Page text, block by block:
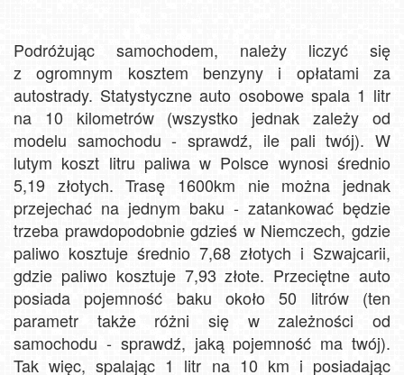
Podróżując samochodem, należy liczyć się
z ogromnym kosztem benzyny i opłatami za
autostrady. Statystyczne auto osobowe spala 1 litr
na 10 kilometrów (wszystko jednak zależy od
modelu samochodu - sprawdź, ile pali twój). W
lutym koszt litru paliwa w Polsce wynosi średnio
5,19 złotych. Trasę 1600km nie można jednak
przejechać na jednym baku - zatankować będzie
trzeba prawdopodobnie gdzieś w Niemczech, gdzie
paliwo kosztuje średnio 7,68 złotych i Szwajcarii,
gdzie paliwo kosztuje 7,93 złote. Przeciętne auto
posiada pojemność baku około 50 litrów (ten
parametr także różni się w zależności od
samochodu - sprawdź, jaką pojemność ma twój).
Tak więc, spalając 1 litr na 10 km i posiadając